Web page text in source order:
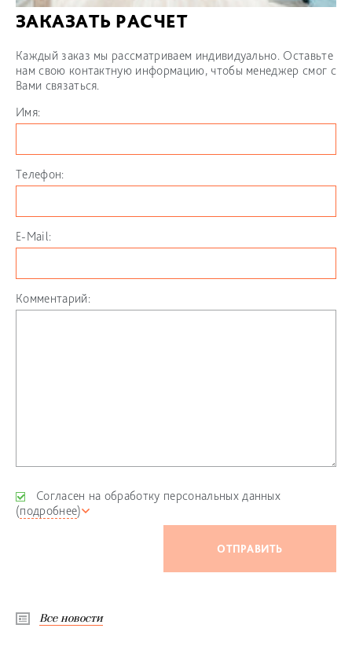
ЗАКАЗАТЬ РАСЧЕТ
Каждый заказ мы рассматриваем индивидуально. Оставьте
нам свою контактную информацию, чтобы менеджер смог с
Вами связаться.
Имя:
Телефон:
E-Mail:
Комментарий:
Согласен на обработку персональных данных
(подробнее)
Все новости